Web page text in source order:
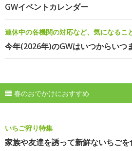
GWイベントカレンダー
連休中の各機関の対応など、気になるこ
今年(2026年)のGWはいつからいつ
春のおでかけにおすすめ
いちご狩り特集
家族や友達を誘って新鮮ないちごを